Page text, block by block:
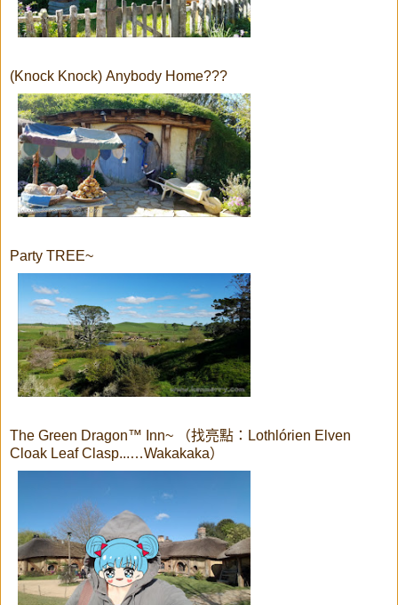
(Knock Knock) Anybody Home???
Party TREE~
The Green Dragon™ Inn~ （找亮點：Lothlórien Elven
Cloak Leaf Clasp...…Wakakaka）